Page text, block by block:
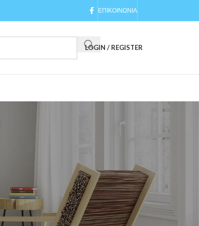
ΕΠΙΚΟΙΝΩΝΙΑ
LOGIN / REGISTER